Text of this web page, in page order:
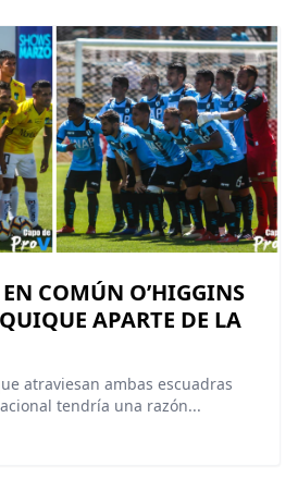
COMÚN O’HIGGINS
APARTE DE LA
atraviesan ambas escuadras
tendría una razón...